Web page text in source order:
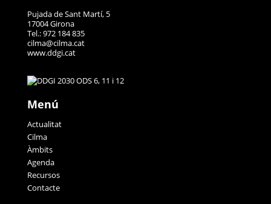
Pujada de Sant Martí, 5
17004 Girona
Tel.: 972 184 835
cilma@cilma.cat
www.ddgi.cat
Menú
Actualitat
Cilma
Àmbits
Agenda
Recursos
Contacte